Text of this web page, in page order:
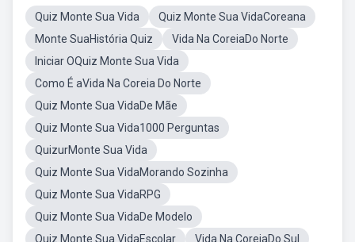
Quiz Monte Sua Vida
Quiz Monte Sua VidaCoreana
Monte SuaHistória Quiz
Vida Na CoreiaDo Norte
Iniciar OQuiz Monte Sua Vida
Como É aVida Na Coreia Do Norte
Quiz Monte Sua VidaDe Mãe
Quiz Monte Sua Vida1000 Perguntas
QuizurMonte Sua Vida
Quiz Monte Sua VidaMorando Sozinha
Quiz Monte Sua VidaRPG
Quiz Monte Sua VidaDe Modelo
Quiz Monte Sua VidaEscolar
Vida Na CoreiaDo Sul